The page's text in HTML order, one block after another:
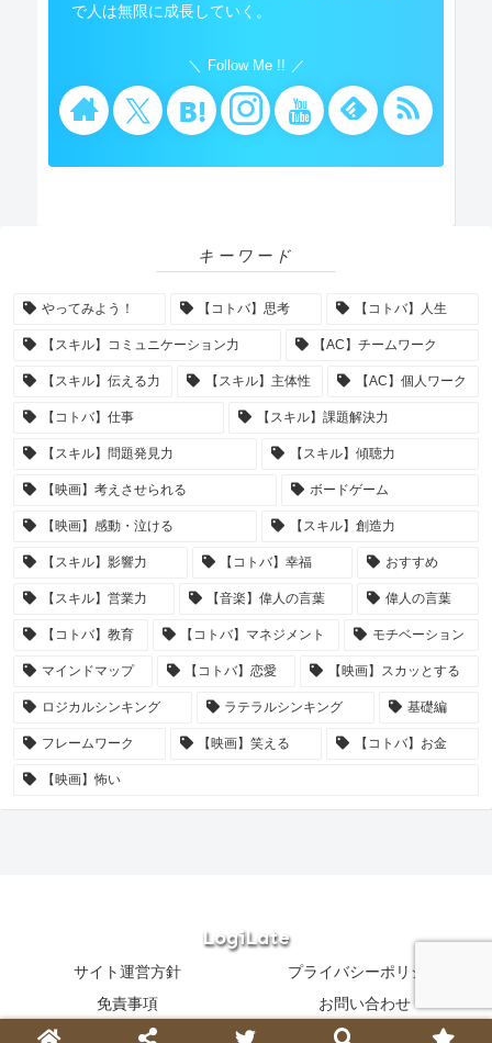
で人は無限に成長していく。
Follow Me !!
キーワード
やってみよう！ 【コトバ】思考 【コトバ】人生
【スキル】コミュニケーション力 【AC】チームワーク
【スキル】伝える力 【スキル】主体性 【AC】個人ワーク
【コトバ】仕事 【スキル】課題解決力
【スキル】問題発見力 【スキル】傾聴力
【映画】考えさせられる ボードゲーム
【映画】感動・泣ける 【スキル】創造力
【スキル】影響力 【コトバ】幸福 おすすめ
【スキル】営業力 【音楽】偉人の言葉 偉人の言葉
【コトバ】教育 【コトバ】マネジメント モチベーション
マインドマップ 【コトバ】恋愛 【映画】スカッとする
ロジカルシンキング ラテラルシンキング 基礎編
フレームワーク 【映画】笑える 【コトバ】お金
【映画】怖い
LogiLate
サイト運営方針
プライバシーポリシー
免責事項
お問い合わせ